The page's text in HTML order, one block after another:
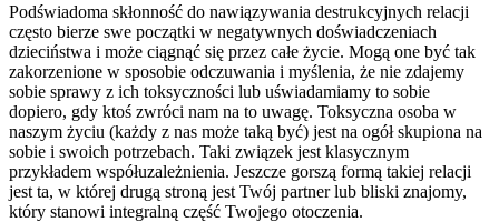
Podświadoma skłonność do nawiązywania destrukcyjnych relacji
często bierze swe początki w negatywnych doświadczeniach
dzieciństwa i może ciągnąć się przez całe życie. Mogą one być tak
zakorzenione w sposobie odczuwania i myślenia, że nie zdajemy
sobie sprawy z ich toksyczności lub uświadamiamy to sobie
dopiero, gdy ktoś zwróci nam na to uwagę. Toksyczna osoba w
naszym życiu (każdy z nas może taką być) jest na ogół skupiona na
sobie i swoich potrzebach. Taki związek jest klasycznym
przykładem współuzależnienia. Jeszcze gorszą formą takiej relacji
jest ta, w której drugą stroną jest Twój partner lub bliski znajomy,
który stanowi integralną część Twojego otoczenia.